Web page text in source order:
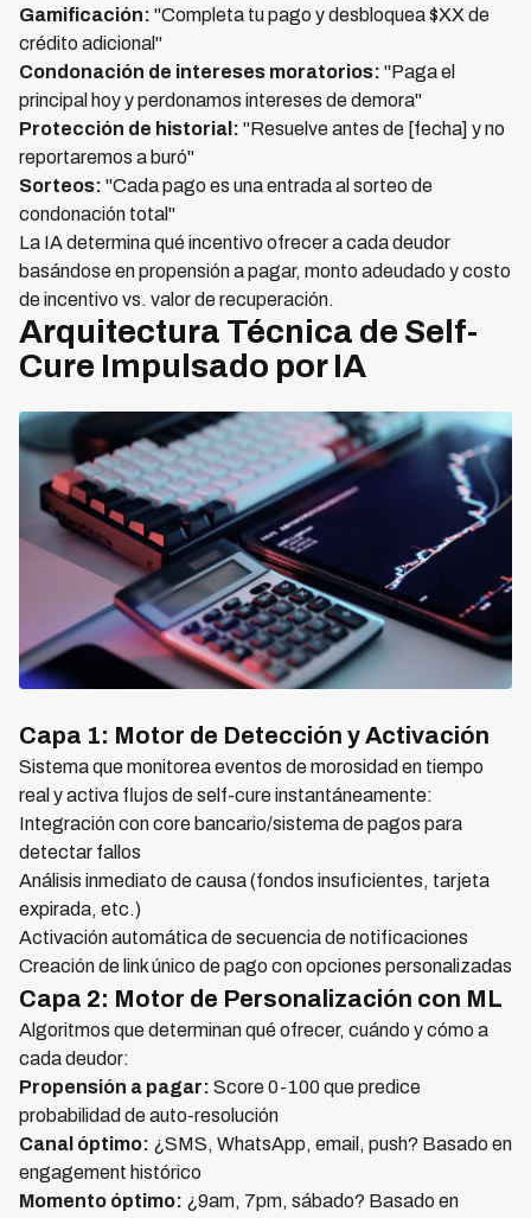
Gamificación: "Completa tu pago y desbloquea $XX de
crédito adicional"
Condonación de intereses moratorios: "Paga el
principal hoy y perdonamos intereses de demora"
Protección de historial: "Resuelve antes de [fecha] y no
reportaremos a buró"
Sorteos: "Cada pago es una entrada al sorteo de
condonación total"
La IA determina qué incentivo ofrecer a cada deudor
basándose en propensión a pagar, monto adeudado y costo
de incentivo vs. valor de recuperación.
Arquitectura Técnica de Self-
Cure Impulsado por IA
Capa 1: Motor de Detección y Activación
Sistema que monitorea eventos de morosidad en tiempo
real y activa flujos de self-cure instantáneamente:
Integración con core bancario/sistema de pagos para
detectar fallos
Análisis inmediato de causa (fondos insuficientes, tarjeta
expirada, etc.)
Activación automática de secuencia de notificaciones
Creación de link único de pago con opciones personalizadas
Capa 2: Motor de Personalización con ML
Algoritmos que determinan qué ofrecer, cuándo y cómo a
cada deudor:
Propensión a pagar: Score 0-100 que predice
probabilidad de auto-resolución
Canal óptimo: ¿SMS, WhatsApp, email, push? Basado en
engagement histórico
Momento óptimo: ¿9am, 7pm, sábado? Basado en